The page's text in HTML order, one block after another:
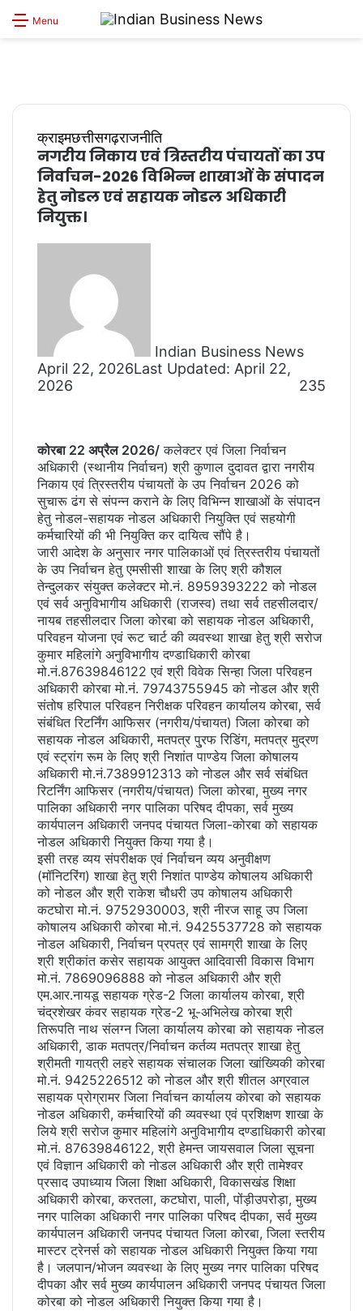
Menu
क्राइमछत्तीसगढ़राजनीति
नगरीय निकाय एवं त्रिस्तरीय पंचायतों का उप
निर्वाचन-2026 विभिन्न शाखाओं के संपादन
हेतु नोडल एवं सहायक नोडल अधिकारी
नियुक्त।
Indian Business News
April 22, 2026Last Updated: April 22,
2026
235
कोरबा 22 अप्रैल 2026/ कलेक्टर एवं जिला निर्वाचन
अधिकारी (स्थानीय निर्वाचन) श्री कुणाल दुदावत द्वारा नगरीय
निकाय एवं त्रिस्तरीय पंचायतों के उप निर्वाचन 2026 को
सुचारू ढंग से संपन्न कराने के लिए विभिन्न शाखाओं के संपादन
हेतु नोडल-सहायक नोडल अधिकारी नियुक्ति एवं सहयोगी
कर्मचारियों की भी नियुक्ति कर दायित्व सौंपे है।
जारी आदेश के अनुसार नगर पालिकाओं एवं त्रिस्तरीय पंचायतों
के उप निर्वाचन हेतु एमसीसी शाखा के लिए श्री कौशल
तेन्दुलकर संयुक्त कलेक्टर मो.नं. 8959393222 को नोडल
एवं सर्व अनुविभागीय अधिकारी (राजस्व) तथा सर्व तहसीलदार/
नायब तहसीलदार जिला कोरबा को सहायक नोडल अधिकारी,
परिवहन योजना एवं रूट चार्ट की व्यवस्था शाखा हेतु श्री सरोज
कुमार महिलांगे अनुविभागीय दण्डाधिकारी कोरबा
मो.नं.87639846122 एवं श्री विवेक सिन्हा जिला परिवहन
अधिकारी कोरबा मो.नं. 79743755945 को नोडल और श्री
संतोष हरिपाल परिवहन निरीक्षक परिवहन कार्यालय कोरबा, सर्व
संबंधित रिटर्निंग आफिसर (नगरीय/पंचायत) जिला कोरबा को
सहायक नोडल अधिकारी, मतपत्र पु्रफ रिडिंग, मतपत्र मुद्रण
एवं स्ट्रांग रूम के लिए श्री निशांत पाण्डेय जिला कोषालय
अधिकारी मो.नं.7389912313 को नोडल और सर्व संबंधित
रिटर्निंग आफिसर (नगरीय/पंचायत) जिला कोरबा, मुख्य नगर
पालिका अधिकारी नगर पालिका परिषद दीपका, सर्व मुख्य
कार्यपालन अधिकारी जनपद पंचायत जिला-कोरबा को सहायक
नोडल अधिकारी नियुक्त किया गया है।
इसी तरह व्यय संपरीक्षक एवं निर्वाचन व्यय अनुवीक्षण
(मॉनिटरिंग) शाखा हेतु श्री निशांत पाण्डेय कोषालय अधिकारी
को नोडल और श्री राकेश चौधरी उप कोषालय अधिकारी
कटघोरा मो.नं. 9752930003, श्री नीरज साहू उप जिला
कोषालय अधिकारी कोरबा मो.नं. 9425537728 को सहायक
नोडल अधिकारी, निर्वाचन प्रपत्र एवं सामग्री शाखा के लिए
श्री श्रीकांत कसेर सहायक आयुक्त आदिवासी विकास विभाग
मो.नं. 7869096888 को नोडल अधिकारी और श्री
एम.आर.नायडू सहायक ग्रेड-2 जिला कार्यालय कोरबा, श्री
चंद्रशेखर कंवर सहायक ग्रेड-2 भू-अभिलेख कोरबा श्री
तिरूपति नाथ संलग्न जिला कार्यालय कोरबा को सहायक नोडल
अधिकारी, डाक मतपत्र/निर्वाचन कर्तव्य मतपत्र शाखा हेतु
श्रीमती गायत्री लहरे सहायक संचालक जिला खांख्यिकी कोरबा
मो.नं. 9425226512 को नोडल और श्री शीतल अग्रवाल
सहायक प्रोग्रामर जिला निर्वाचन कार्यालय कोरबा को सहायक
नोडल अधिकारी, कर्मचारियों की व्यवस्था एवं प्रशिक्षण शाखा के
लिये श्री सरोज कुमार महिलांगे अनुविभागीय दण्डाधिकारी कोरबा
मो.नं. 87639846122, श्री हेमन्त जायसवाल जिला सूचना
एवं विज्ञान अधिकारी को नोडल अधिकारी और श्री तामेश्वर
प्रसाद उपाध्याय जिला शिक्षा अधिकारी, विकासखंड शिक्षा
अधिकारी कोरबा, करतला, कटघोरा, पाली, पोंड़ीउपरोड़ा, मुख्य
नगर पालिका अधिकारी नगर पालिका परिषद दीपका, सर्व मुख्य
कार्यपालन अधिकारी जनपद पंचायत जिला कोरबा, जिला स्तरीय
मास्टर ट्रेनर्स को सहायक नोडल अधिकारी नियुक्त किया गया
है। जलपान/भोजन व्यवस्था के लिए मुख्य नगर पालिका परिषद
दीपका और सर्व मुख्य कार्यपालन अधिकारी जनपद पंचायत जिला
कोरबा को नोडल अधिकारी नियुक्त किया गया है।